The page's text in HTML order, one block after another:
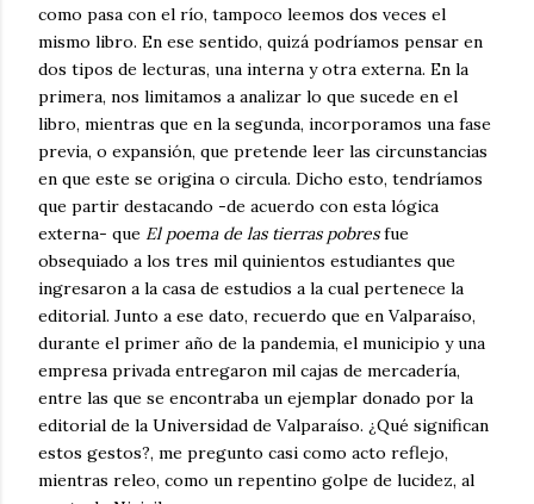
como pasa con el río, tampoco leemos dos veces el
mismo libro. En ese sentido, quizá podríamos pensar en
dos tipos de lecturas, una interna y otra externa. En la
primera, nos limitamos a analizar lo que sucede en el
libro, mientras que en la segunda, incorporamos una fase
previa, o expansión, que pretende leer las circunstancias
en que este se origina o circula. Dicho esto, tendríamos
que partir destacando -de acuerdo con esta lógica
externa- que El poema de las tierras pobresfue
obsequiado a los tres mil quinientos estudiantes que
ingresaron a la casa de estudios a la cual pertenece la
editorial. Junto a ese dato, recuerdo que en Valparaíso,
durante el primer año de la pandemia, el municipio y una
empresa privada entregaron mil cajas de mercadería,
entre las que se encontraba un ejemplar donado por la
editorial de la Universidad de Valparaíso. ¿Qué significan
estos gestos?, me pregunto casi como acto reflejo,
mientras releo, como un repentino golpe de lucidez, al